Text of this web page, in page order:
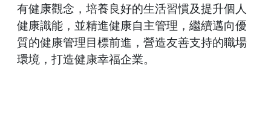
有健康觀念，培養良好的生活習慣及提升個人
健康識能，並精進健康自主管理，繼續邁向優
質的健康管理目標前進，營造友善支持的職場
環境，打造健康幸福企業。